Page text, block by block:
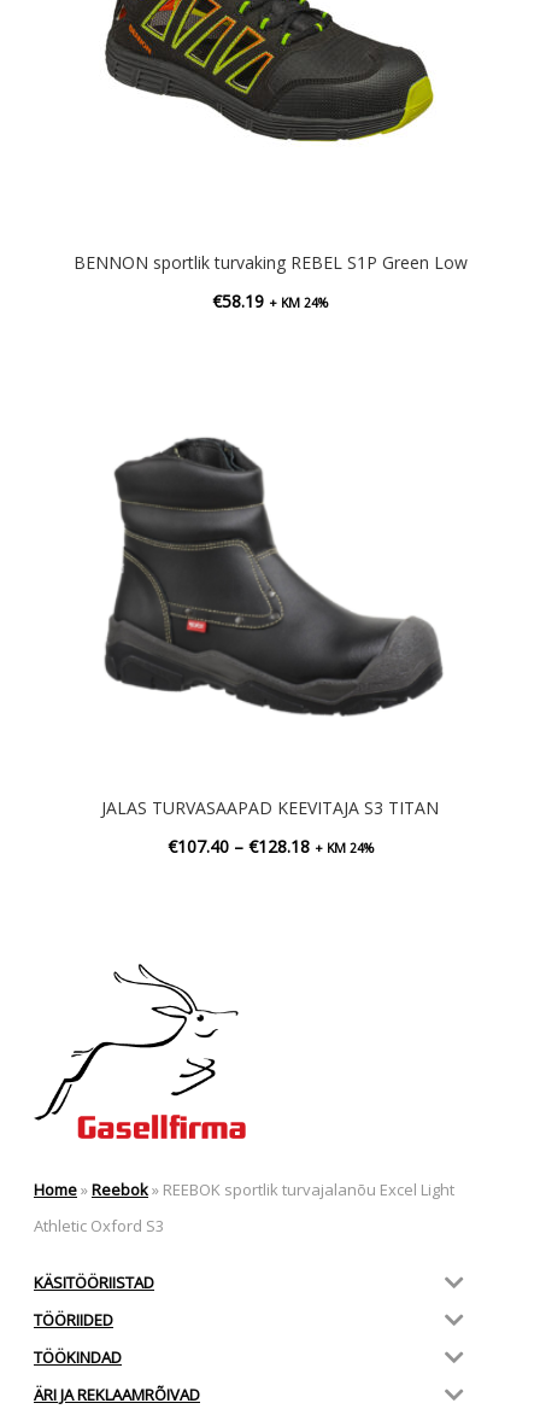
BENNON sportlik turvaking REBEL S1P Green Low
€58.19 + KM 24%
JALAS TURVASAAPAD KEEVITAJA S3 TITAN
€107.40 – €128.18Hinnavahemik:
+ KM 24%
Home»Reebok» REEBOK sportlik turvajalanõu Excel Light
Athletic Oxford S3
KÄSITÖÖRIISTAD
TÖÖRIIDED
TÖÖKINDAD
ÄRI JA REKLAAMRÕIVAD